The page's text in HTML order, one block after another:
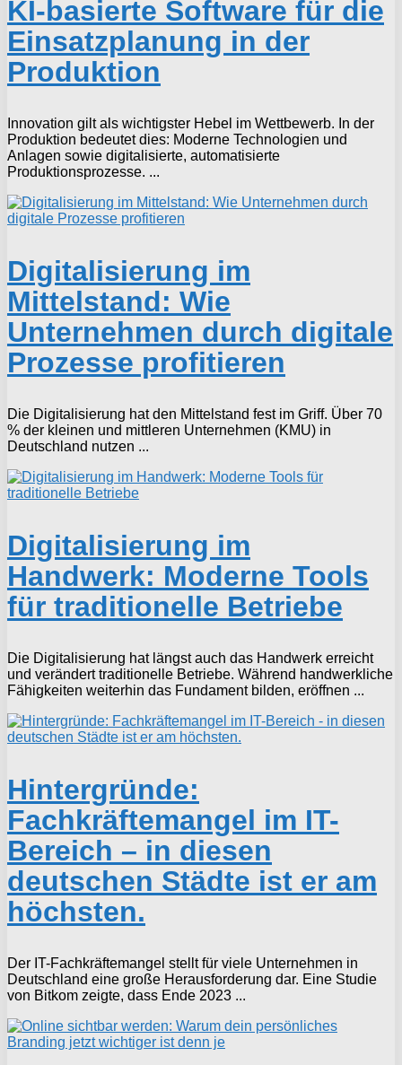
KI-basierte Software für die
Einsatzplanung in der
Produktion
Innovation gilt als wichtigster Hebel im Wettbewerb. In der
Produktion bedeutet dies: Moderne Technologien und
Anlagen sowie digitalisierte, automatisierte
Produktionsprozesse. ...
Digitalisierung im
Mittelstand: Wie
Unternehmen durch digitale
Prozesse profitieren
Die Digitalisierung hat den Mittelstand fest im Griff. Über 70
% der kleinen und mittleren Unternehmen (KMU) in
Deutschland nutzen ...
Digitalisierung im
Handwerk: Moderne Tools
für traditionelle Betriebe
Die Digitalisierung hat längst auch das Handwerk erreicht
und verändert traditionelle Betriebe. Während handwerkliche
Fähigkeiten weiterhin das Fundament bilden, eröffnen ...
Hintergründe:
Fachkräftemangel im IT-
Bereich – in diesen
deutschen Städte ist er am
höchsten.
Der IT-Fachkräftemangel stellt für viele Unternehmen in
Deutschland eine große Herausforderung dar. Eine Studie
von Bitkom zeigte, dass Ende 2023 ...